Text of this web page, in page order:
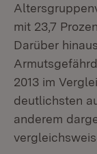
mit 23,7
Darüber
2013 im
deutlichsten
anderem